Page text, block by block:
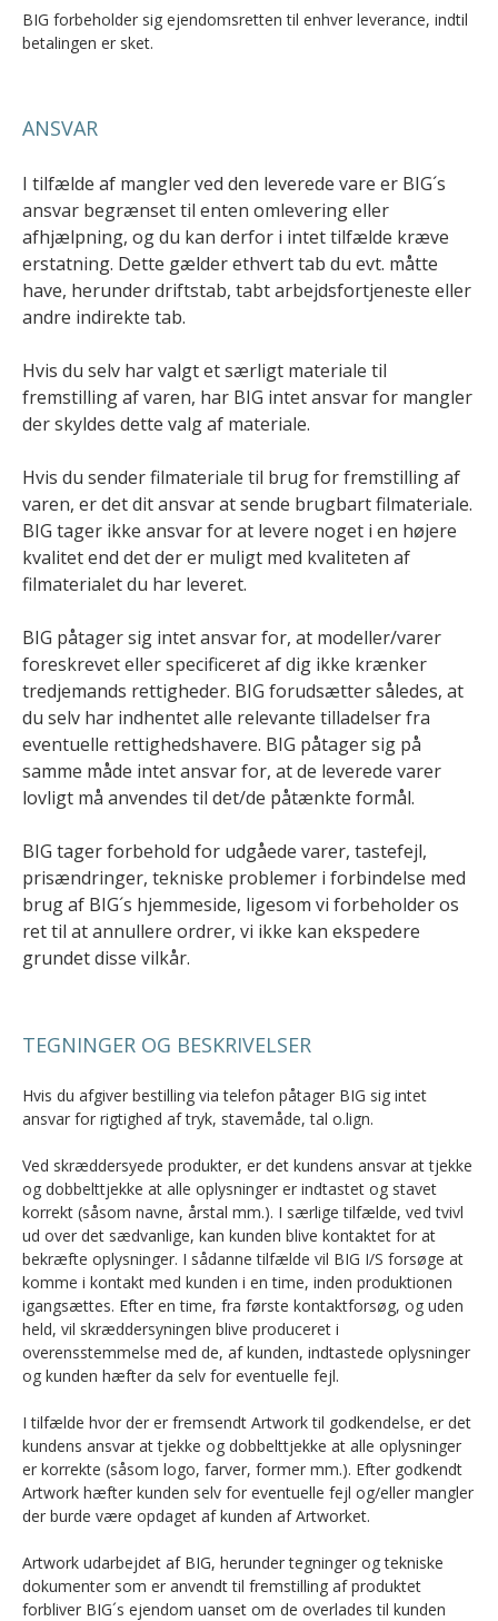
BIG forbeholder sig ejendomsretten til enhver leverance, indtil
betalingen er sket.
ANSVAR
I tilfælde af mangler ved den leverede vare er BIG´s
ansvar begrænset til enten omlevering eller
afhjælpning, og du kan derfor i intet tilfælde kræve
erstatning. Dette gælder ethvert tab du evt. måtte
have, herunder driftstab, tabt arbejdsfortjeneste eller
andre indirekte tab.
Hvis du selv har valgt et særligt materiale til
fremstilling af varen, har BIG intet ansvar for mangler
der skyldes dette valg af materiale.
Hvis du sender filmateriale til brug for fremstilling af
varen, er det dit ansvar at sende brugbart filmateriale.
BIG tager ikke ansvar for at levere noget i en højere
kvalitet end det der er muligt med kvaliteten af
filmaterialet du har leveret.
BIG påtager sig intet ansvar for, at modeller/varer
foreskrevet eller specificeret af dig ikke krænker
tredjemands rettigheder. BIG forudsætter således, at
du selv har indhentet alle relevante tilladelser fra
eventuelle rettighedshavere. BIG påtager sig på
samme måde intet ansvar for, at de leverede varer
lovligt må anvendes til det/de påtænkte formål.
BIG tager forbehold for udgåede varer, tastefejl,
prisændringer, tekniske problemer i forbindelse med
brug af BIG´s hjemmeside, ligesom vi forbeholder os
ret til at annullere ordrer, vi ikke kan ekspedere
grundet disse vilkår.
TEGNINGER OG BESKRIVELSER
Hvis du afgiver bestilling via telefon påtager BIG sig intet
ansvar for rigtighed af tryk, stavemåde, tal o.lign.
Ved skræddersyede produkter, er det kundens ansvar at tjekke
og dobbelttjekke at alle oplysninger er indtastet og stavet
korrekt (såsom navne, årstal mm.). I særlige tilfælde, ved tvivl
ud over det sædvanlige, kan kunden blive kontaktet for at
bekræfte oplysninger. I sådanne tilfælde vil BIG I/S forsøge at
komme i kontakt med kunden i en time, inden produktionen
igangsættes. Efter en time, fra første kontaktforsøg, og uden
held, vil skræddersyningen blive produceret i
overensstemmelse med de, af kunden, indtastede oplysninger
og kunden hæfter da selv for eventuelle fejl.
I tilfælde hvor der er fremsendt Artwork til godkendelse, er det
kundens ansvar at tjekke og dobbelttjekke at alle oplysninger
er korrekte (såsom logo, farver, former mm.). Efter godkendt
Artwork hæfter kunden selv for eventuelle fejl og/eller mangler
der burde være opdaget af kunden af Artworket.
Artwork udarbejdet af BIG, herunder tegninger og tekniske
dokumenter som er anvendt til fremstilling af produktet
forbliver BIG´s ejendom uanset om de overlades til kunden